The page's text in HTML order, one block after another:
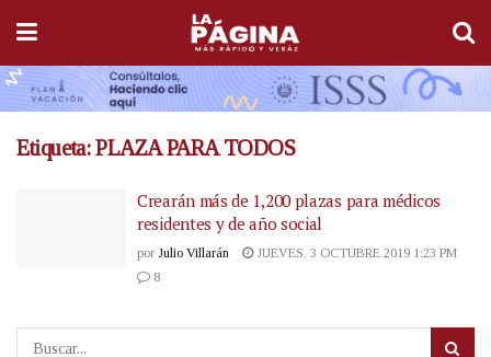
Etiqueta:PLAZA PARA TODOS
Crearán más de 1,200 plazas para médicos
residentes y de año social
por Julio Villarán
JUEVES, 3 OCTUBRE 2019 1:23 PM
8